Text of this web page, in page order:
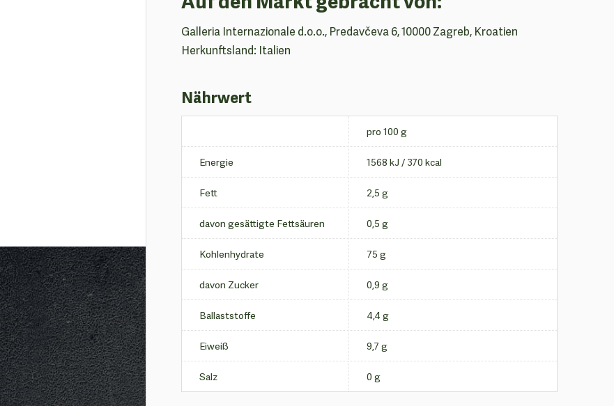
Galleria Internazionale d.o.o., Predavčeva 6, 10000 Zagreb, Kroatien
Herkunftsland: Italien
Nährwert
pro 100 g
Energie 1568 kJ / 370 kcal
Fett 2,5 g
davon gesättigte Fettsäuren 0,5 g
Kohlenhydrate 75 g
davon Zucker 0,9 g
Ballaststoffe 4,4 g
Eiweiß 9,7 g
Salz 0 g